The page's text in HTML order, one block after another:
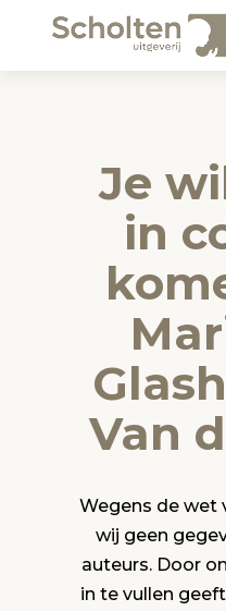
Je
in
Van
Wegens de wet
wij geen
auteurs. Door
in te vullen